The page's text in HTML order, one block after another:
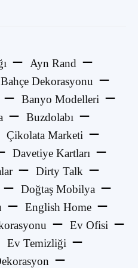
Ayn Rand
Bahçe Dekorasyonu
Banyo Modelleri
Buzdolabı
Çikolata Marketi
Davetiye Kartları
Dirty Talk
Doğtaş Mobilya
English Home
Ev Ofisi
Ev Temizliği